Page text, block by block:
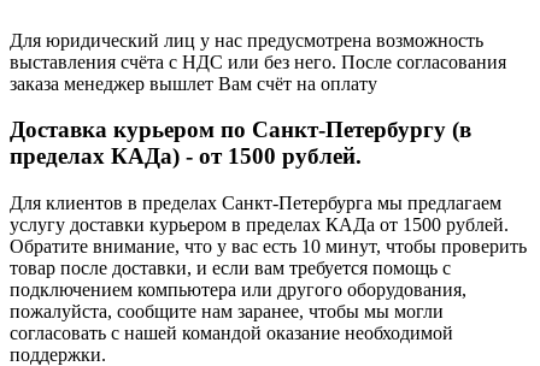
Для юридический лиц у нас предусмотрена возможность
выставления счёта с НДС или без него. После согласования
заказа менеджер вышлет Вам счёт на оплату
Доставка курьером по Санкт-Петербургу (в
пределах КАДа) - от 1500 рублей.
Для клиентов в пределах Санкт-Петербурга мы предлагаем
услугу доставки курьером в пределах КАДа от 1500 рублей.
Обратите внимание, что у вас есть 10 минут, чтобы проверить
товар после доставки, и если вам требуется помощь с
подключением компьютера или другого оборудования,
пожалуйста, сообщите нам заранее, чтобы мы могли
согласовать с нашей командой оказание необходимой
поддержки.